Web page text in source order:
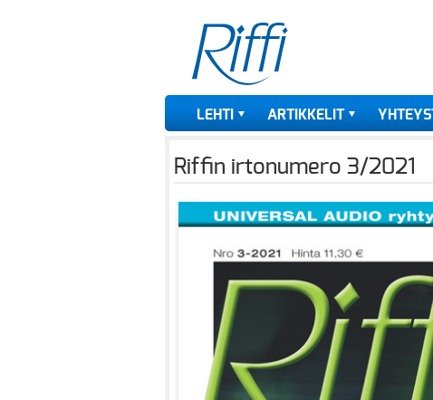
LEHTI ARTIKKELIT
Riffin irtonumero 3/2021